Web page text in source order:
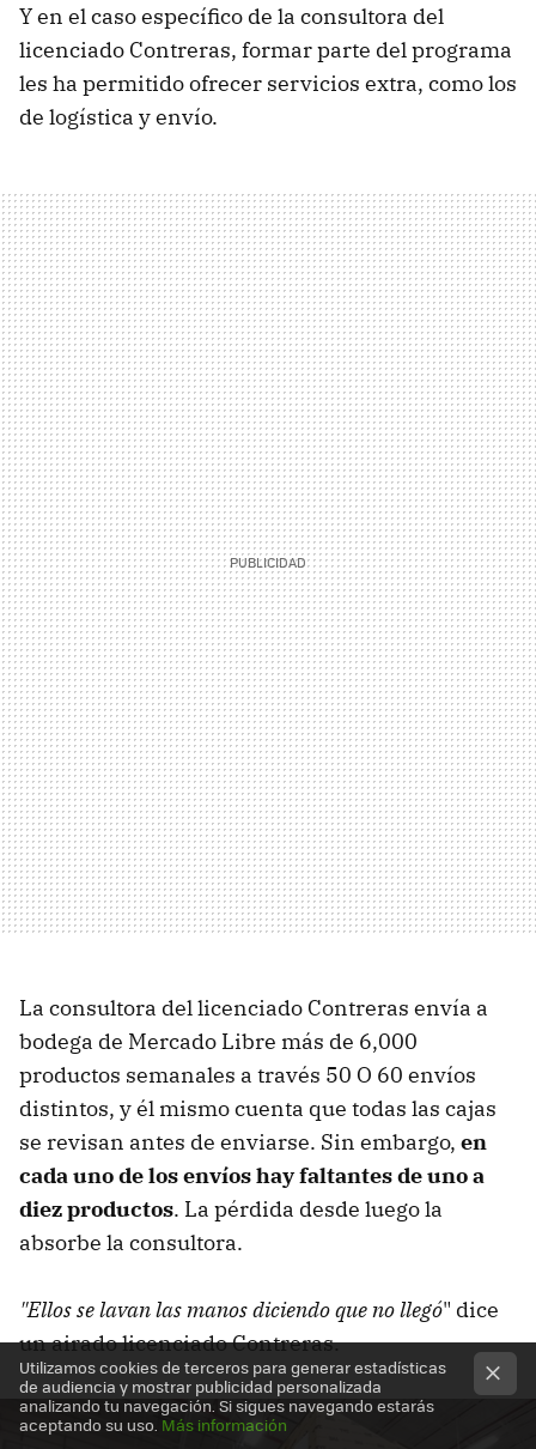
Y en el caso específico de la consultora del
licenciado Contreras, formar parte del programa
les ha permitido ofrecer servicios extra, como los
de logística y envío.
La consultora del licenciado Contreras envía a
bodega de Mercado Libre más de 6,000
productos semanales a través 50 O 60 envíos
distintos, y él mismo cuenta que todas las cajas
se revisan antes de enviarse. Sin embargo, en
cada uno de los envíos hay faltantes de uno a
diez productos. La pérdida desde luego la
absorbe la consultora.
"Ellos se lavan las manos diciendo que no llegó" dice
un airado licenciado Contreras.
Utilizamos cookies de terceros para generar estadísticas
de audiencia y mostrar publicidad personalizada
analizando tu navegación. Si sigues navegando estarás
aceptando su uso. Más información